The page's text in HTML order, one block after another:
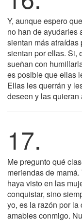
Y, aunque espero
no han de ayudarles
sientan más atraídas
sientan por ellas. Si,
sueñan con
es posible que ellas
Ellas les querrán y
deseen y las
17.
Me pregunto qué
meriendas de
haya visto en las
conquistar, sino
yo, es la razón por
amables conmigo.